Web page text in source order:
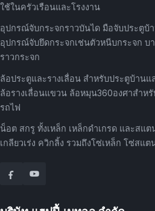
ใช้ในครัวเรือนและโรงงาน
อุปกรณ์จับกระจกราวบันได มือจับประตูบ้
อุปกรณ์จับยึดกระจกเช่นตัวหนีบกระจก บ
ราวกระจก
ล้อประตูและรางเลื่อน สำหรับประตูบ้าน
ล้อรางเลื่อนแขวน ล้อหมุน360องศาสำห
รถไฟ
น็อต สกรู ทั้งเหล็ก เหล็กดำเกรด และสแ
เกลียวเร่ง ควิกลิ้ง รวมถึงโซ่เหล็ก โซ่สแต